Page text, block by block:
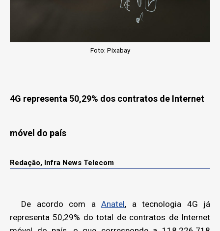
Foto: Pixabay
4G representa 50,29% dos contratos de Internet
móvel do país
Redação, Infra News Telecom
De acordo com a Anatel, a tecnologia 4G já
representa 50,29% do total de contratos de Internet